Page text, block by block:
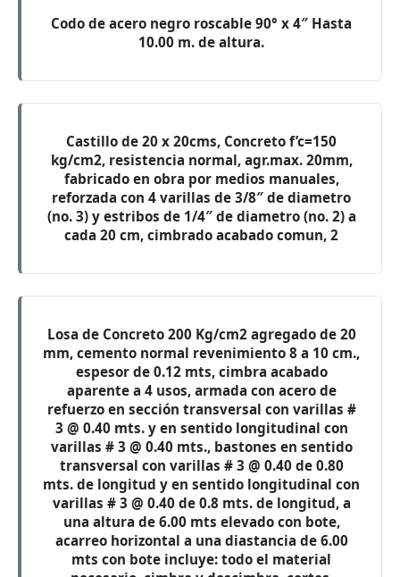
Codo de acero negro roscable 90° x 4″ Hasta
10.00 m. de altura.
Castillo de 20 x 20cms, Concreto f’c=150
kg/cm2, resistencia normal, agr.max. 20mm,
fabricado en obra por medios manuales,
reforzada con 4 varillas de 3/8″ de diametro
(no. 3) y estribos de 1/4″ de diametro (no. 2) a
cada 20 cm, cimbrado acabado comun, 2
Losa de Concreto 200 Kg/cm2 agregado de 20
mm, cemento normal revenimiento 8 a 10 cm.,
espesor de 0.12 mts, cimbra acabado
aparente a 4 usos, armada con acero de
refuerzo en sección transversal con varillas #
3 @ 0.40 mts. y en sentido longitudinal con
varillas # 3 @ 0.40 mts., bastones en sentido
transversal con varillas # 3 @ 0.40 de 0.80
mts. de longitud y en sentido longitudinal con
varillas # 3 @ 0.40 de 0.8 mts. de longitud, a
una altura de 6.00 mts elevado con bote,
acarreo horizontal a una diastancia de 6.00
mts con bote incluye: todo el material